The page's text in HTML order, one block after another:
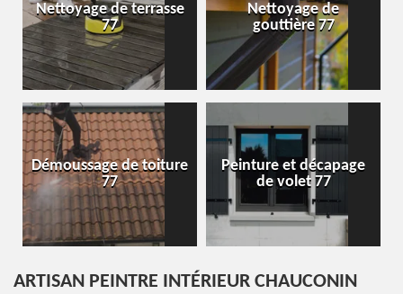
Nettoyage de terrasse
77
Nettoyage de
gouttière 77
Démoussage de toiture
77
Peinture et décapage
de volet 77
ARTISAN PEINTRE INTÉRIEUR CHAUCONIN